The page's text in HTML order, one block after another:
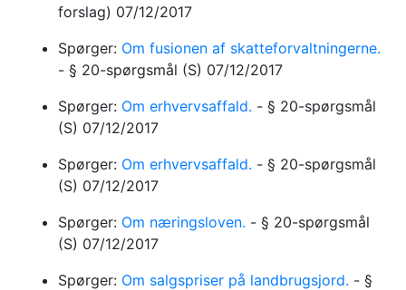
forslag) 07/12/2017
Spørger: Om fusionen af skatteforvaltningerne.
- § 20-spørgsmål (S) 07/12/2017
Spørger: Om erhvervsaffald. - § 20-spørgsmål
(S) 07/12/2017
Spørger: Om erhvervsaffald. - § 20-spørgsmål
(S) 07/12/2017
Spørger: Om næringsloven. - § 20-spørgsmål
(S) 07/12/2017
Spørger: Om salgspriser på landbrugsjord. - §